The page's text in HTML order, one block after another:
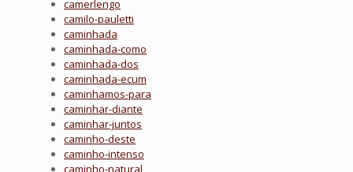
camerlengo
camilo-pauletti
caminhada
caminhada-como
caminhada-dos
caminhada-ecum
caminhamos-para
caminhar-diante
caminhar-juntos
caminho-deste
caminho-intenso
caminho-natural